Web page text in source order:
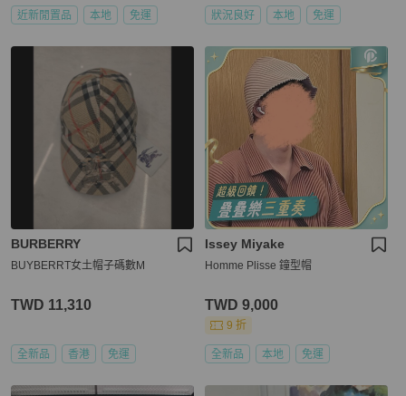
近新閒置品 本地 免運 狀況良好 本地 免運
BURBERRY
BUYBERRT女土帽子碼數M
TWD 11,310
全新品 香港 免運
Issey Miyake
Homme Plisse 鐘型帽
TWD 9,000
9 折
全新品 本地 免運